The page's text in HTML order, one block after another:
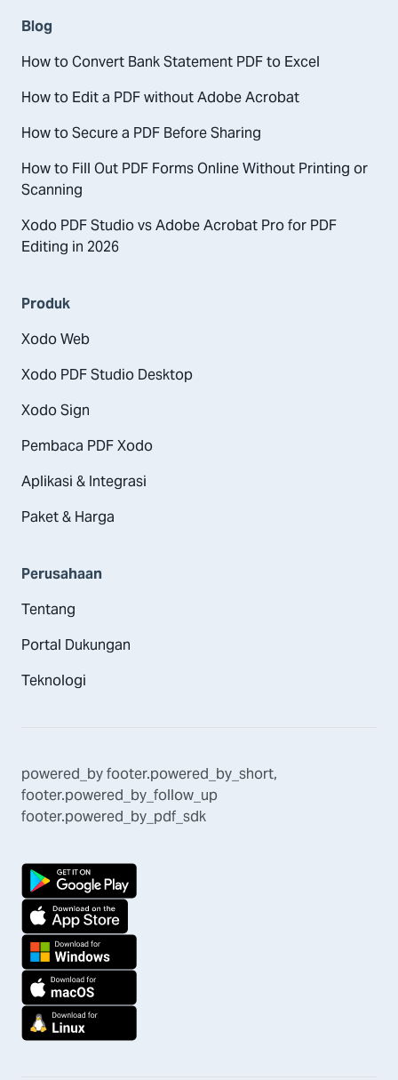
Blog
How to Convert Bank Statement PDF to Excel
How to Edit a PDF without Adobe Acrobat
How to Secure a PDF Before Sharing
How to Fill Out PDF Forms Online Without Printing or
Scanning
Xodo PDF Studio vs Adobe Acrobat Pro for PDF
Editing in 2026
Produk
Xodo Web
Xodo PDF Studio Desktop
Xodo Sign
Pembaca PDF Xodo
Aplikasi & Integrasi
Paket & Harga
Perusahaan
Tentang
Portal Dukungan
Teknologi
powered_byfooter.powered_by_short,
footer.powered_by_follow_up
footer.powered_by_pdf_sdk